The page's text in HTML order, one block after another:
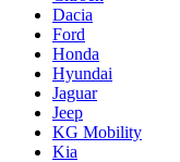
Dacia
Ford
Honda
Hyundai
Jaguar
Jeep
KG Mobility
Kia